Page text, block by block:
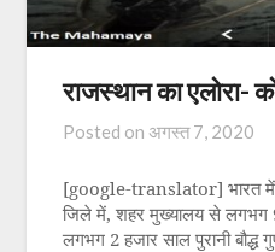
राजस्थान का एलोरा-
Posted on अगस्त 7, 2020
[google-translator] भारत में
जिले में, शहर मुख्यालय से लगभग
लगभग 2 हजार साल पुरानी